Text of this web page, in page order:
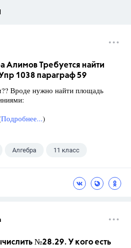
Алимов Требуется найти
1038 параграф 59
Вроде нужно найти площадь
Подробнее...)
Алгебра 11 класс
№28.29. У кого есть